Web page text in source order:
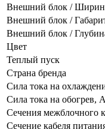
Внешний блок /
Внешний блок /
Внешний блок /
Цвет
Теплый пуск
Страна бренда
Сила тока на
Сила тока на обогрев, А
Сечения межблочного
Сечение кабеля